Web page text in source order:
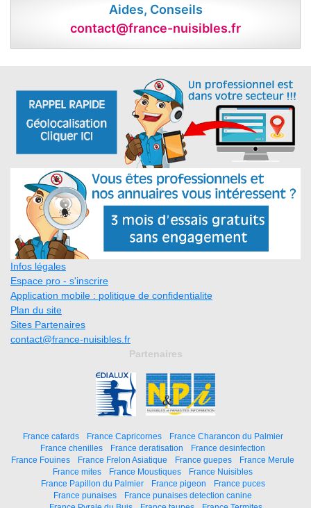
Aides, Conseils
contact@france-nuisibles.fr
Infos légales
Espace pro - s'inscrire
Application mobile : politique de confidentialite
Plan du site
Sites Partenaires
contact@france-nuisibles.fr
Partenaires
France cafards France Capricornes
France Charancon du Palmier
France chenilles
France deratisation
France desinfection
France Fouines
France Frelon Asiatique France guepes
France Merule
France mites
France Moustiques
France Nuisibles
France Papillon du Palmier
France pigeon
France puces
France punaises
France punaises detection canine